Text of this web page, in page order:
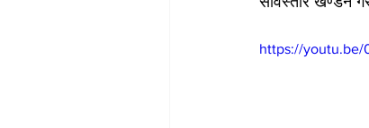
https://youtu.be/